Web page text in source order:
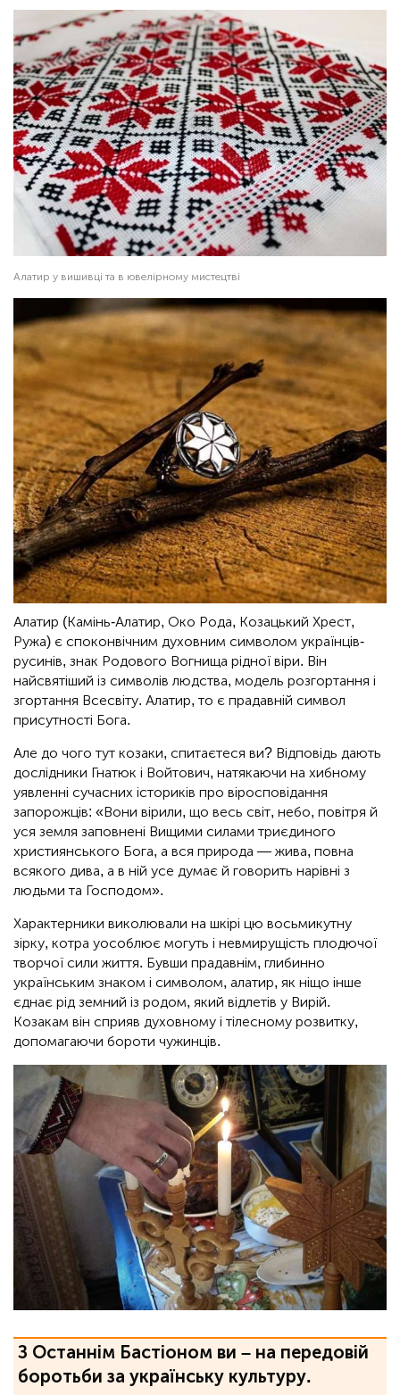
Алатир у вишивці та в ювелірному мистецтві
Алатир (Камінь-Алатир, Око Рода, Козацький Хрест,
Ружа) є споконвічним духовним символом українців-
русинів, знак Родового Вогнища рідної віри. Він
найсвятіший із символів людства, модель розгортання і
згортання Всесвіту. Алатир, то є прадавній символ
присутності Бога.
Але до чого тут козаки, спитаєтеся ви? Відповідь дають
дослідники Гнатюк і Войтович, натякаючи на хибному
уявленні сучасних істориків про віросповідання
запорожців: «Вони вірили, що весь світ, небо, повітря й
уся земля заповнені Вищими силами триєдиного
християнського Бога, а вся природа — жива, повна
всякого дива, а в ній усе думає й говорить нарівні з
людьми та Господом».
Характерники виколювали на шкірі цю восьмикутну
зірку, котра уособлює могуть і невмирущість плодючої
творчої сили життя. Бувши прадавнім, глибинно
українським знаком і символом, алатир, як ніщо інше
єднає рід земний із родом, який відлетів у Вирій.
Козакам він сприяв духовному і тілесному розвитку,
допомагаючи бороти чужинців.
З Останнім Бастіоном ви – на передовій
боротьби за українську культуру.